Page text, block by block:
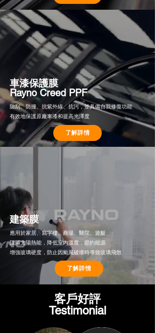
車漆保護膜
Rayno Creed PPF
防刮、防撞、抗紫外線、抗污，並具備自我修復功能
有效地保護原廠車漆和提高光澤度
了解詳情
​建築膜
​應用於家居、寫字樓、商場、醫院、遊艇
​阻隔太陽熱能，降低室內溫度，節約能源
增強玻璃硬度，防止因颱風破壞時導致玻璃飛散
了解詳情
客戶好評
Testimonial